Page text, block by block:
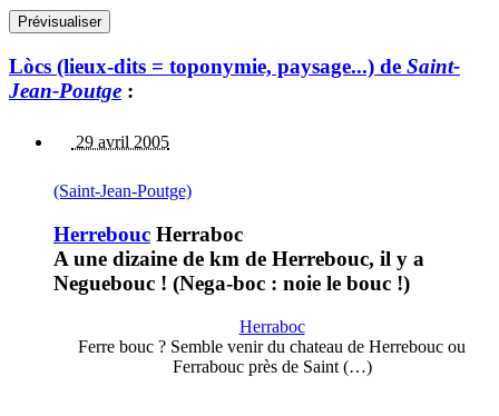
Lòcs (lieux-dits = toponymie, paysage...) de Saint-
Jean-Poutge :
29 avril 2005
(Saint-Jean-Poutge)
Herrebouc Herraboc
A une dizaine de km de Herrebouc, il y a
Neguebouc ! (Nega-boc : noie le bouc !)
Herraboc
Ferre bouc ? Semble venir du chateau de Herrebouc ou
Ferrabouc près de Saint (…)